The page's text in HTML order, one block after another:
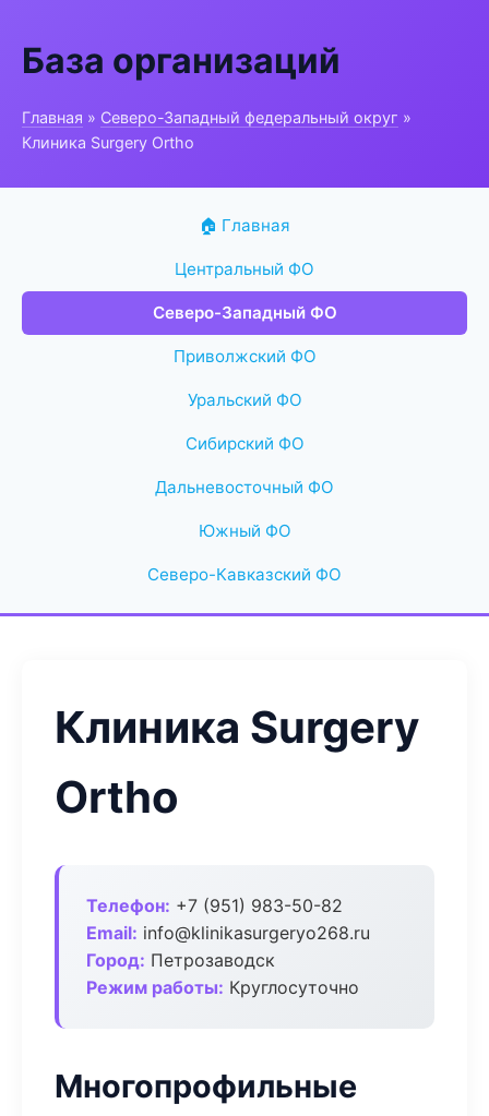
База организаций
Главная » Северо-Западный федеральный округ »
Клиника Surgery Ortho
🏠 Главная
Центральный ФО
Северо-Западный ФО
Приволжский ФО
Уральский ФО
Сибирский ФО
Дальневосточный ФО
Южный ФО
Северо-Кавказский ФО
Клиника Surgery
Ortho
Телефон: +7 (951) 983-50-82
Email: info@klinikasurgeryo268.ru
Город: Петрозаводск
Режим работы: Круглосуточно
Многопрофильные